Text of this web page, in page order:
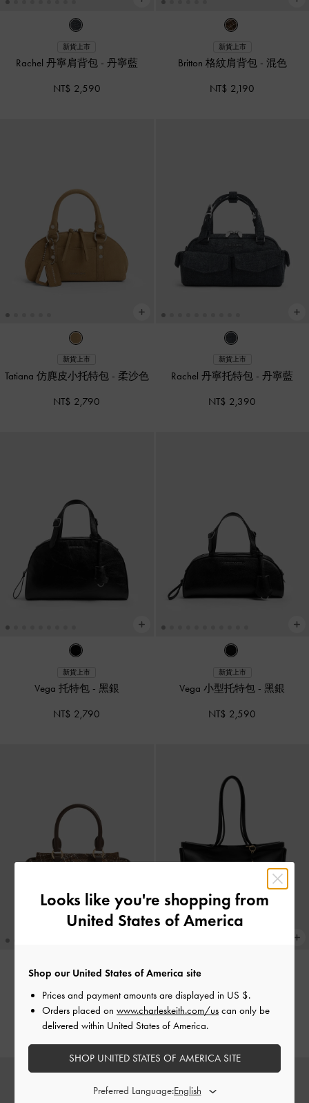
新貨上市
Rachel 丹寧肩背包 - 丹寧藍
NT$ 2,590
新貨上市
Britton 格紋肩背包 - 混色
NT$ 2,190
新貨上市
Tatiana 仿麂皮小托特包 - 柔沙色
NT$ 2,790
新貨上市
Rachel 丹寧托特包 -丹寧藍
NT$ 2,390
新貨上市
Vega 托特包 - 黑銀
NT$ 2,790
新貨上市
Vega 小型托特包 -黑銀
NT$ 2,590
Britton 格紋手提包-混色
NT$ 2,790
Zephyr 托特包
Looks like you're shopping from
United States of America
Shop our United States of America site
Prices and payment amounts are displayed in US $.
Orders placed on www.charleskeith.com/us can only be
delivered within United States of America.
SHOP UNITED STATES OF AMERICA SITE
Preferred Language: